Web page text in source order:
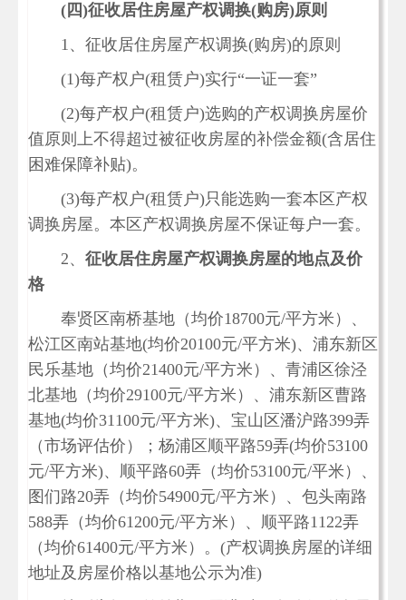
( 四)征收居住房屋产权调换(购房)原则
1、征收居住房屋产权调换(购房)的原则
(1)每产权户(租赁户)实行“一证一套”
(2)每产权户(租赁户)选购的产权调换房屋价
值原则上不得超过被征收房屋的补偿金额(含居住
困难保障补贴)。
(3)每产权户(租赁户)只能选购一套本区产权
调换房屋。本区产权调换房屋不保证每户一套。
2、 征收居住房屋产权调换房屋的地点及价
格
奉贤区南桥基地（均价18700元/平方米）、
松江区南站基地(均价20100元/平方米)、浦东新区
民乐基地（均价21400元/平方米）、青浦区徐泾
北基地（均价29100元/平方米）、浦东新区曹路
基地(均价31100元/平方米)、宝山区潘沪路399弄
（市场评估价）；杨浦区顺平路59弄(均价53100
元/平方米)、顺平路60弄（均价53100元/平米）、
图们路20弄（均价54900元/平方米）、包头南路
588弄（均价61200元/平方米）、顺平路1122弄
（均价61400元/平方米）。(产权调换房屋的详细
地址及房屋价格以基地公示为准)